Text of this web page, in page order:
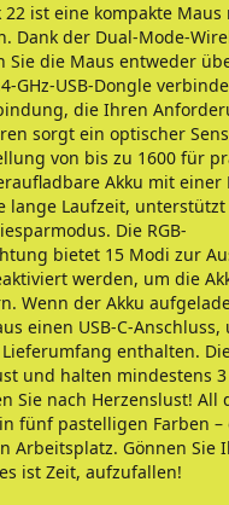
22 ist eine kompakte
Dank der Dual-Mode-
Sie die Maus entweder
GHz-USB-Dongle
die Ihren
sorgt ein optischer
von bis zu 1600 für
Akku mit einer
lange Laufzeit,
Die RGB-
bietet 15 Modi zur
werden, um die
Wenn der Akku
einen USB-C-Anschluss,
enthalten.
und halten mindestens
Sie nach Herzenslust! All
fünf pastelligen Farben
Arbeitsplatz. Gönnen Sie
ist Zeit, aufzufallen!